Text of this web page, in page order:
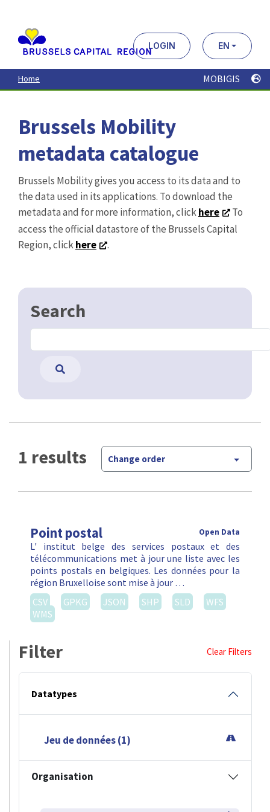
contenu
principal
LOGIN EN
Home MOBIGIS
Brussels Mobility
metadata catalogue
Brussels Mobility gives you access to its data and to
the data used in its applications. To download the
metadata and for more information, clickhere
To
access the official datastore of the Brussels Capital
Region, clickhere .
Search
1 results Change order
Point postal Open Data
L' institut belge des services postaux et des
télécommunications met à jour une liste avec les
points postals en belgiques. Les données pour la
région Bruxelloise sont mise à jour …
CSV
GPKG JSON SHP SLD
WFS
WMS
Filter Clear Filters
Datatypes
Jeu de données (1)
Organisation